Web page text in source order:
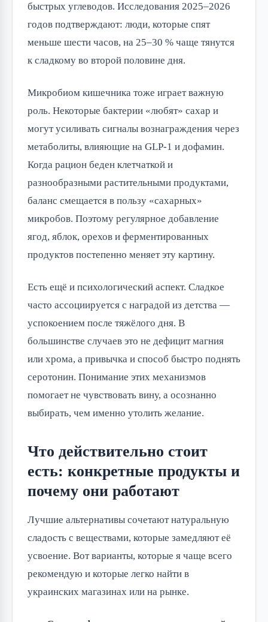
быстрых углеводов. Исследования 2025–2026
годов подтверждают: люди, которые спят
меньше шести часов, на 25–30 % чаще тянутся
к сладкому во второй половине дня.
Микробиом кишечника тоже играет важную
роль. Некоторые бактерии «любят» сахар и
могут усиливать сигналы вознаграждения через
метаболиты, влияющие на GLP-1 и дофамин.
Когда рацион беден клетчаткой и
разнообразными растительными продуктами,
баланс смещается в пользу «сахарных»
микробов. Поэтому регулярное добавление
ягод, яблок, орехов и ферментированных
продуктов постепенно меняет эту картину.
Есть ещё и психологический аспект. Сладкое
часто ассоциируется с наградой из детства —
успокоением после тяжёлого дня. В
большинстве случаев это не дефицит магния
или хрома, а привычка и способ быстро поднять
серотонин. Понимание этих механизмов
помогает не чувствовать вину, а осознанно
выбирать, чем именно утолить желание.
Что действительно стоит
есть: конкретные продукты и
почему они работают
Лучшие альтернативы сочетают натуральную
сладость с веществами, которые замедляют её
усвоение. Вот варианты, которые я чаще всего
рекомендую и которые легко найти в
украинских магазинах или на рынке.